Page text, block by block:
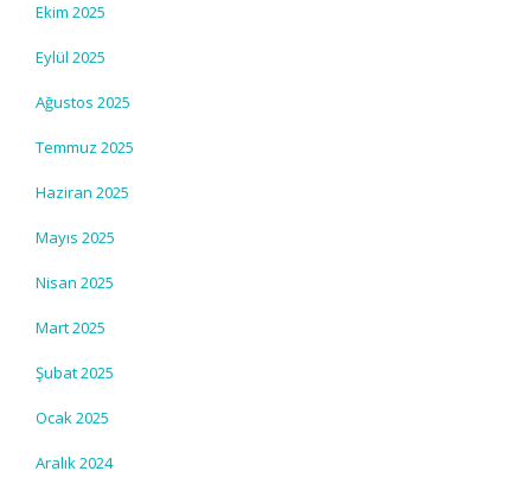
Ekim 2025
Eylül 2025
Ağustos 2025
Temmuz 2025
Haziran 2025
Mayıs 2025
Nisan 2025
Mart 2025
Şubat 2025
Ocak 2025
Aralık 2024